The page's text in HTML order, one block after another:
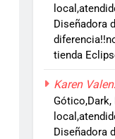
Diseñadora
tienda
Karen
Diseñadora